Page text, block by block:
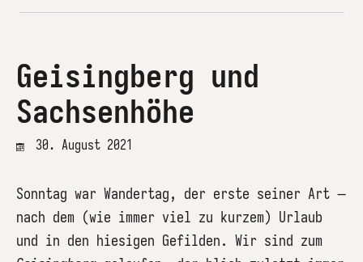
Geisingberg und
Sachsenhöhe
30. August 2021
Sonntag war Wandertag, der erste seiner Art –
nach dem (wie immer viel zu kurzem) Urlaub
und in den hiesigen Gefilden. Wir sind zum